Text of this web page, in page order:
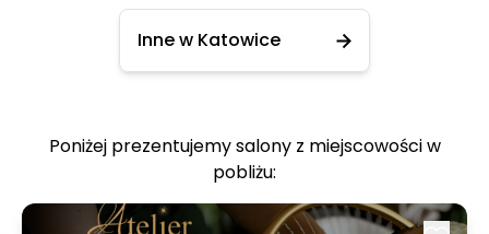
Inne w Katowice
Poniżej prezentujemy salony z miejscowości w
pobliżu: